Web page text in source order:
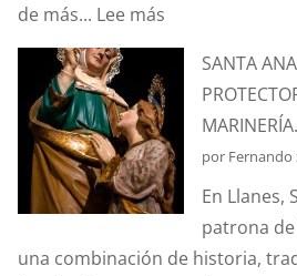
de más... Lee más:
¿CONOCÉIS
ANÉCDOTA
DEL
ESTANDARTE
DE
SANTA
ANA?
SANTA
MARINERÍA.
por Fernando
En Llanes,
patrona
una combinación de historia,